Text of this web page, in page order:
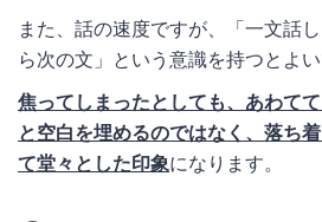
また、話の速度ですが、「一文話
ら次の文」という意識を持つとよい
焦ってしまったとしても、あわて
と空白を埋めるのではなく、落ち
て堂々とした印象になります。